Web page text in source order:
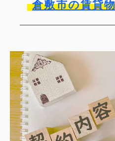
倉敷市の賃貸